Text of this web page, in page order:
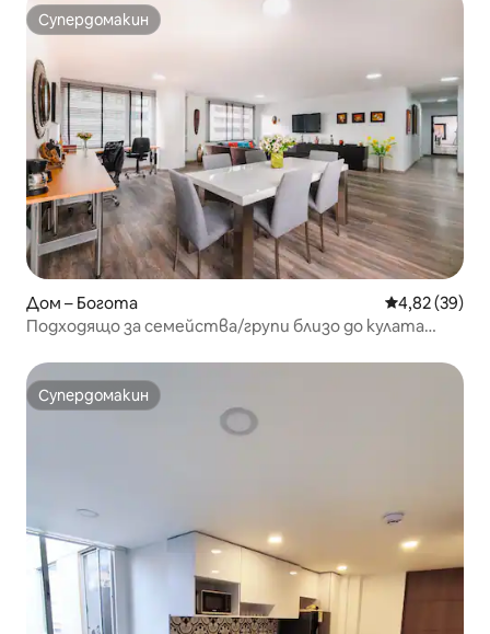
Супердомакин
Супердомакин
Дом – Богота Средна
4,82 (39)
Подходящо за семейства/групи близо до кулата
Супердомакин
Супердомакин